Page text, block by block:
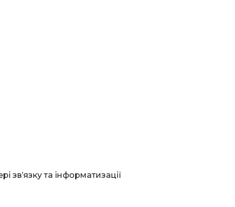
зв’язку та інформатизації